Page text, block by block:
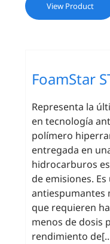
View Product
FoamStar
Representa la
en tecnología
polímero
entregada en
hidrocarburos
de emisiones.
antiespumantes
que requieren
menos de dosis
rendimiento